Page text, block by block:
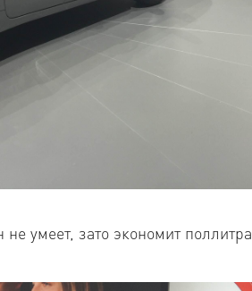
умеет, зато экономит поллитра